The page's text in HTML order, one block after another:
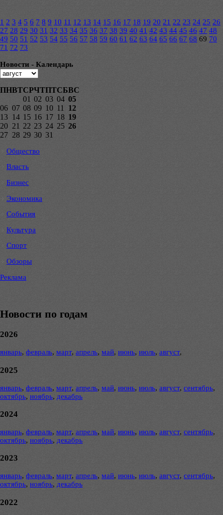
1 2 3 4 5 6 7 8 9 10 11 12 13 14 15 16 17 18 19 20 21 22 23 24 25 26
27 28 29 30 31 32 33 34 35 36 37 38 39 40 41 42 43 44 45 46 47 48
49 50 51 52 53 54 55 56 57 58 59 60 61 62 63 64 65 66 67 68 69 70
71 72 73
Новости - Календарь
ПНВТСРЧТПТСБВС
01 02 03 04 05
06 07 08 09 10 11
12
13 14 15 16 17 18 19
20 21 22 23 24 25 26
27 28 29 30 31
Общество
Власть
Бизнес
Экономика
События
Культура
Спорт
Обзоры
Реклама
Новости по годам
2026
январь, февраль, март, апрель, май, июнь, июль, август,
2025
январь, февраль, март, апрель, май, июнь, июль, август, сентябрь,
октябрь, ноябрь, декабрь
2024
январь, февраль, март, апрель, май, июнь, июль, август, сентябрь,
октябрь, ноябрь, декабрь
2023
январь, февраль, март, апрель, май, июнь, июль, август, сентябрь,
октябрь, ноябрь, декабрь
2022